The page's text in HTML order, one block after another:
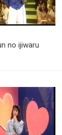
no ijiwaru